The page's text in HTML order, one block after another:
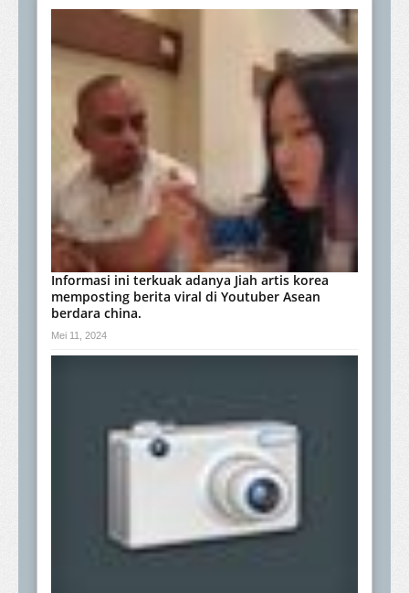
Informasi ini terkuak adanya Jiah artis korea
memposting berita viral di Youtuber Asean
berdara china.
Mei 11, 2024